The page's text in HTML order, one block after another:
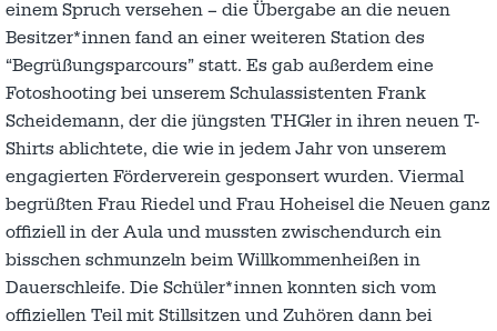
einem Spruch versehen – die Übergabe an die neuen
Besitzer*innen fand an einer weiteren Station des
“Begrüßungsparcours” statt. Es gab außerdem eine
Fotoshooting bei unserem Schulassistenten Frank
Scheidemann, der die jüngsten THGler in ihren neuen T-
Shirts ablichtete, die wie in jedem Jahr von unserem
engagierten Förderverein gesponsert wurden. Viermal
begrüßten Frau Riedel und Frau Hoheisel die Neuen ganz
offiziell in der Aula und mussten zwischendurch ein
bisschen schmunzeln beim Willkommenheißen in
Dauerschleife. Die Schüler*innen konnten sich vom
offiziellen Teil mit Stillsitzen und Zuhören dann bei